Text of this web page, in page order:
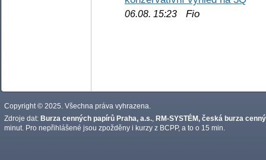
06.08. 15:23 Fio
Copyright © 2025. Všechna práva vyhrazena.
Zdroje dat: Burza cenných papírů Praha, a.s. RM-SYSTÉM, česká burza
minut. Pro nepřihlášené jsou zpožděny i kurzy z BCPP, a to o 15 min.